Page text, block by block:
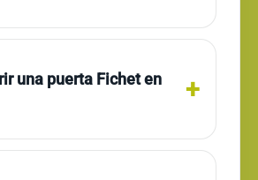
una puerta Fichet en